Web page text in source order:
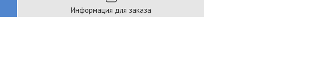
Информация для заказа